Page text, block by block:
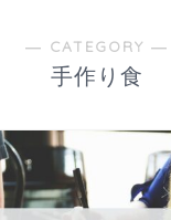
― CATEGORY ―
手作り食